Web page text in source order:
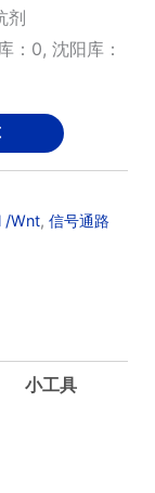
剂
：0, 沈阳库：
/Wnt, 信号通路
小工具